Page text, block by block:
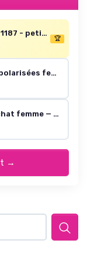
Lunettes de soleil rétro SJ1187 - petites rectangulaires
🏆
Myiaur Lunettes de soleil polarisées femme - Gris clair Doré
Lunettes de soleil œil de chat femme — Transparent/Doré, UV400
→